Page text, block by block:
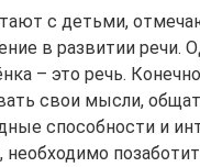
с детьми,
в развитии речи.
– это речь.
свои мысли,
способности и
необходимо